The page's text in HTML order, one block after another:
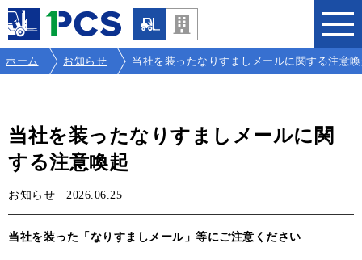
ホーム お知らせ 当社を装ったなりすましメールに関する注意
当社を装ったなりすましメールに関
する注意喚起
お知らせ 2026.06.25
当社を装った「なりすましメール」等にご注意ください